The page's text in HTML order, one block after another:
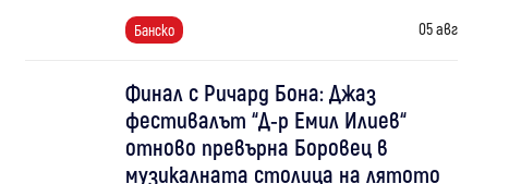
Банско 05 авг
Финал с Ричард Бона: Джаз
фестивалът “Д-р Емил Илиев“
отново превърна Боровец в
музикалната столица на лятото